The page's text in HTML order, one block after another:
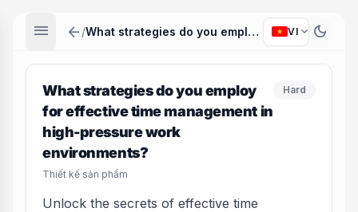
menu arrow_back / What strategies do you employ for effective time management in high-pressure work environments? VI expand_more dark_mode
What strategies do you employ
for effective time management in
high-pressure work
environments?
Thiết kế sản phẩm
Hard
Unlock the secrets of effective time